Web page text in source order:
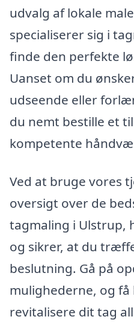
udvalg af lokale
specialiserer sig i
finde den perfekte
Uanset om du
udseende eller
du nemt bestille et
kompetente
Ved at bruge vores
oversigt over de
tagmaling i Ulstrup,
og sikrer, at du
beslutning. Gå på
mulighederne, og
revitalisere dit tag